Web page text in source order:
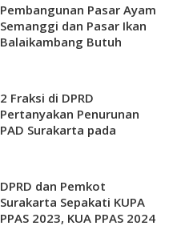
Pembangunan Pasar Ayam
Semanggi dan Pasar Ikan
Balaikambang Butuh
2 Fraksi di DPRD
Pertanyakan Penurunan
PAD Surakarta pada
DPRD dan Pemkot
Surakarta Sepakati KUPA
PPAS 2023, KUA PPAS 2024